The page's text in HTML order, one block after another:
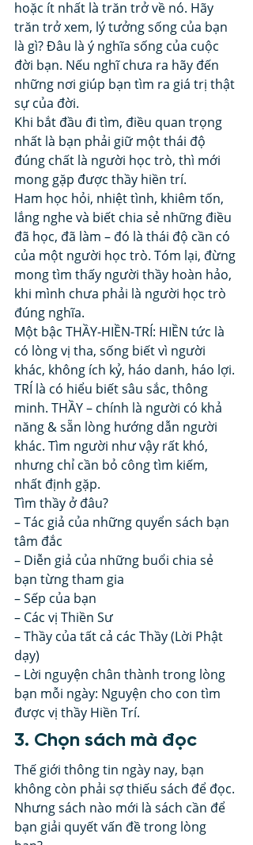
hoặc ít nhất là trăn trở về nó. Hãy
trăn trở xem, lý tưởng sống của bạn
là gì? Đâu là ý nghĩa sống của cuộc
đời bạn. Nếu nghĩ chưa ra hãy đến
những nơi giúp bạn tìm ra giá trị thật
sự của đời.
Khi bắt đầu đi tìm, điều quan trọng
nhất là bạn phải giữ một thái độ
đúng chất là người học trò, thì mới
mong gặp được thầy hiền trí.
Ham học hỏi, nhiệt tình, khiêm tốn,
lắng nghe và biết chia sẻ những điều
đã học, đã làm – đó là thái độ cần có
của một người học trò. Tóm lại, đừng
mong tìm thấy người thầy hoàn hảo,
khi mình chưa phải là người học trò
đúng nghĩa.
Một bậc THẦY-HIỀN-TRÍ: HIỀN tức là
có lòng vị tha, sống biết vì người
khác, không ích kỷ, háo danh, háo lợi.
TRÍ là có hiểu biết sâu sắc, thông
minh. THẦY – chính là người có khả
năng & sẵn lòng hướng dẫn người
khác. Tìm người như vậy rất khó,
nhưng chỉ cần bỏ công tìm kiếm,
nhất định gặp.
Tìm thầy ở đâu?
– Tác giả của những quyển sách bạn
tâm đắc
– Diễn giả của những buổi chia sẻ
bạn từng tham gia
– Sếp của bạn
– Các vị Thiền Sư
– Thầy của tất cả các Thầy (Lời Phật
dạy)
– Lời nguyện chân thành trong lòng
bạn mỗi ngày: Nguyện cho con tìm
được vị thầy Hiền Trí.
3. Chọn sách mà đọc
Thế giới thông tin ngày nay, bạn
không còn phải sợ thiếu sách để đọc.
Nhưng sách nào mới là sách cần để
bạn giải quyết vấn đề trong lòng